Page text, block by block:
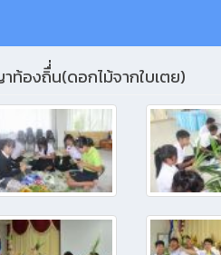
องถิื่่น(ดอกไม้จากใบเตย)